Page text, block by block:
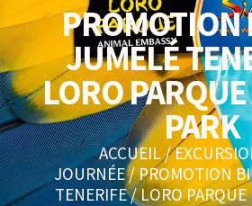
PROMOTION
JUMELÉ
LORO
PARK
ACCUEIL/
JOURNÉE/ PROMOTION
TENERIFE / LORO PARQUE